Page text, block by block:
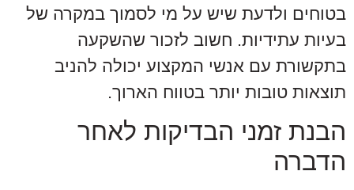
בטוחים ולדעת שיש על מי לסמוך במקרה של
בעיות עתידיות. חשוב לזכור שהשקעה
בתקשורת עם אנשי המקצוע יכולה להניב
תוצאות טובות יותר בטווח הארוך.
הבנת זמני הבדיקות לאחר
הדברה